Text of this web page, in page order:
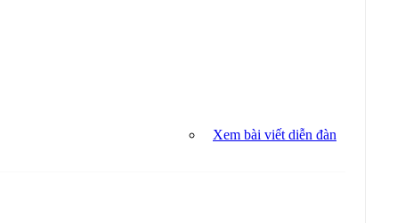
Xem bài viết diễn đàn